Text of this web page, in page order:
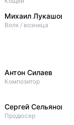
Михаил Лукашов
Волк / возница
Антон Силаев
Композитор
Сергей Сельянов
Продюсер